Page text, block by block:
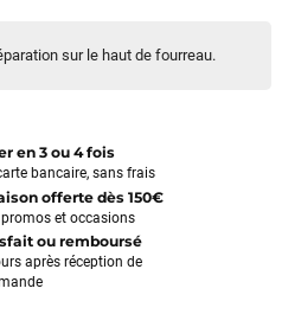
sur le haut de fourreau.
en 3 ou 4 fois
bancaire, sans frais
offerte dès 150€
promos et occasions
ou remboursé
après réception de